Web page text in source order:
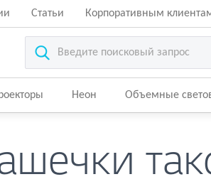
Статьи Корпоративным
Неон Объемные